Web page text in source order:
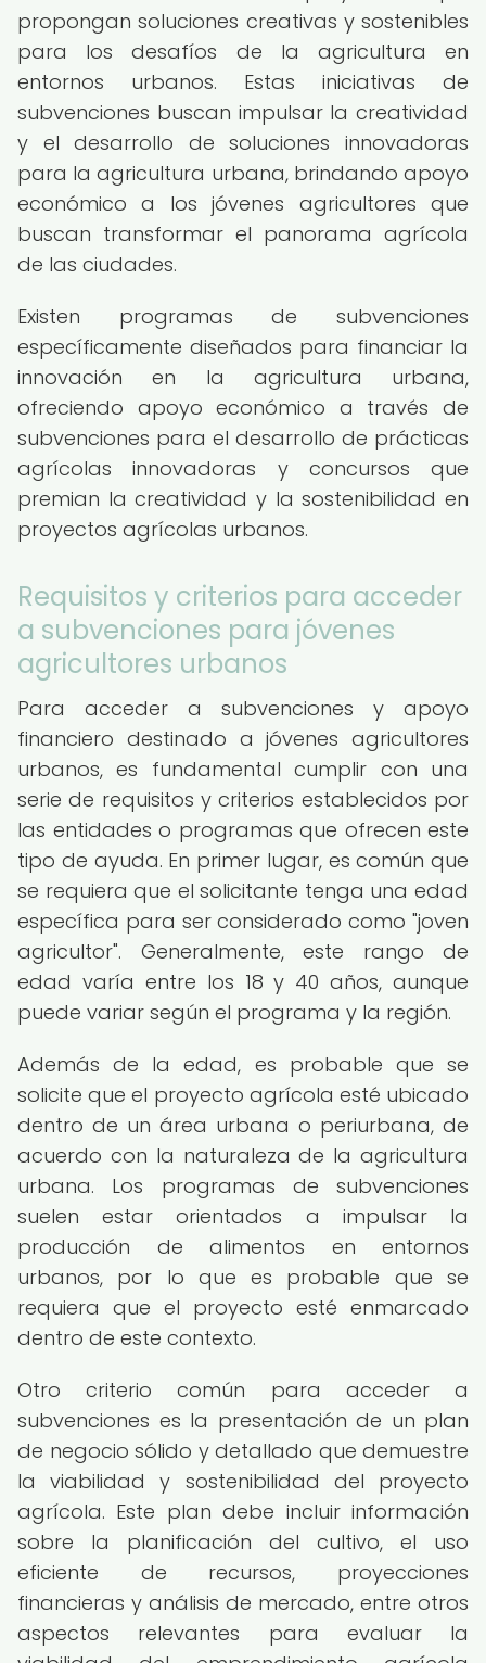
propongan soluciones creativas y sostenibles
para los desafíos de la agricultura en
entornos urbanos. Estas iniciativas de
subvenciones buscan impulsar la creatividad
y el desarrollo de soluciones innovadoras
para la agricultura urbana, brindando apoyo
económico a los jóvenes agricultores que
buscan transformar el panorama agrícola
de las ciudades.
Existen programas de subvenciones
específicamente diseñados para financiar la
innovación en la agricultura urbana,
ofreciendo apoyo económico a través de
subvenciones para el desarrollo de prácticas
agrícolas innovadoras y concursos que
premian la creatividad y la sostenibilidad en
proyectos agrícolas urbanos.
Requisitos y criterios para acceder
a subvenciones para jóvenes
agricultores urbanos
Para acceder a subvenciones y apoyo
financiero destinado a jóvenes agricultores
urbanos, es fundamental cumplir con una
serie de requisitos y criterios establecidos por
las entidades o programas que ofrecen este
tipo de ayuda. En primer lugar, es común que
se requiera que el solicitante tenga una edad
específica para ser considerado como "joven
agricultor". Generalmente, este rango de
edad varía entre los 18 y 40 años, aunque
puede variar según el programa y la región.
Además de la edad, es probable que se
solicite que el proyecto agrícola esté ubicado
dentro de un área urbana o periurbana, de
acuerdo con la naturaleza de la agricultura
urbana. Los programas de subvenciones
suelen estar orientados a impulsar la
producción de alimentos en entornos
urbanos, por lo que es probable que se
requiera que el proyecto esté enmarcado
dentro de este contexto.
Otro criterio común para acceder a
subvenciones es la presentación de un plan
de negocio sólido y detallado que demuestre
la viabilidad y sostenibilidad del proyecto
agrícola. Este plan debe incluir información
sobre la planificación del cultivo, el uso
eficiente de recursos, proyecciones
financieras y análisis de mercado, entre otros
aspectos relevantes para evaluar la